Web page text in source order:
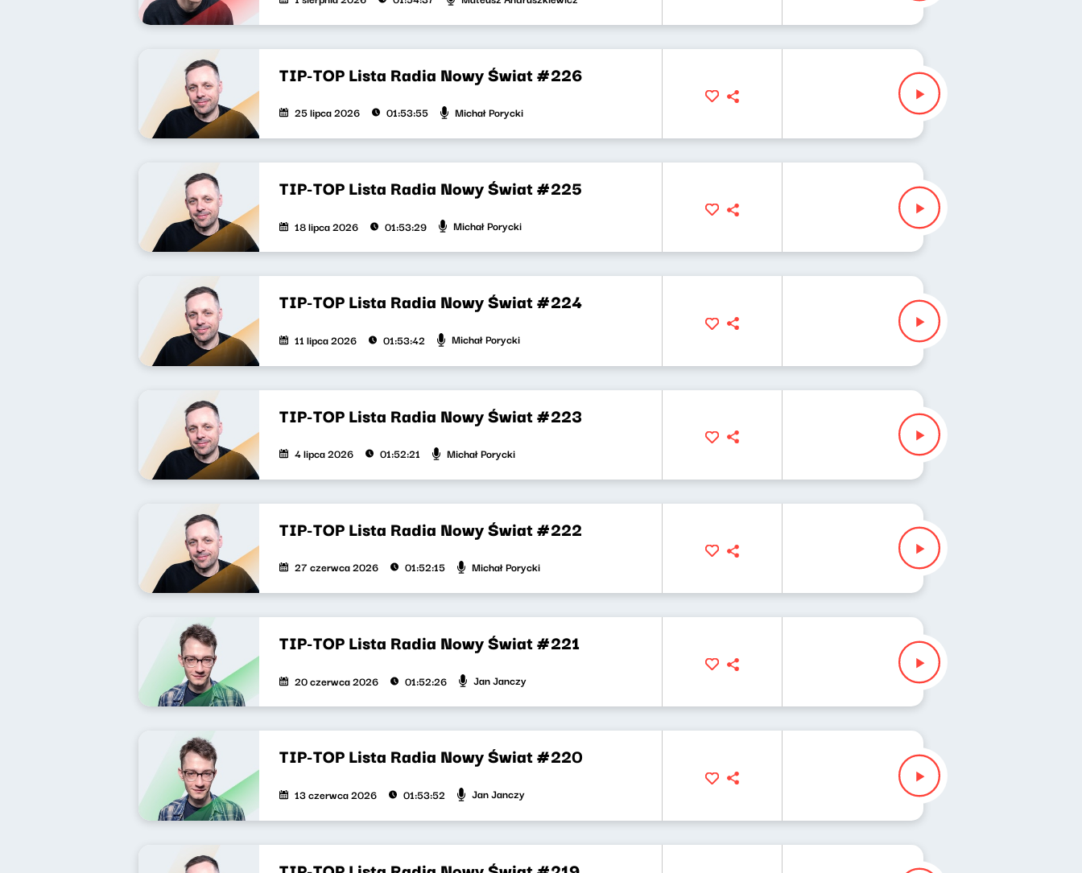
TIP-TOP Lista Radia Nowy Świat #226
25 lipca 2026 01:53:55 Michał Porycki
TIP-TOP Lista Radia Nowy Świat #225
18 lipca 2026 01:53:29 Michał Porycki
TIP-TOP Lista Radia Nowy Świat #224
11 lipca 2026 01:53:42 Michał Porycki
TIP-TOP Lista Radia Nowy Świat #223
4 lipca 2026 01:52:21 Michał Porycki
TIP-TOP Lista Radia Nowy Świat #222
27 czerwca 2026 01:52:15 Michał Porycki
TIP-TOP Lista Radia Nowy Świat #221
20 czerwca 2026 01:52:26 Jan Janczy
TIP-TOP Lista Radia Nowy Świat #220
13 czerwca 2026 01:53:52 Jan Janczy